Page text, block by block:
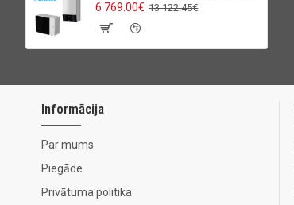
6 769.00€ 13 122.45€
Informācija
Par mums
Piegāde
Privātuma politika